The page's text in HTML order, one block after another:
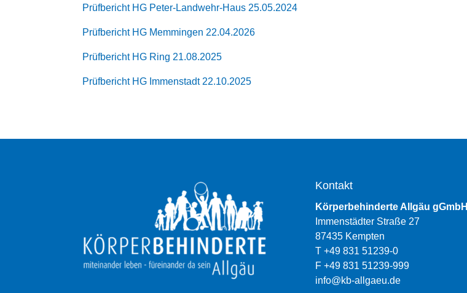
Prüfbericht HG Peter-Landwehr-Haus 25.05.2024
Prüfbericht HG Memmingen 22.04.2026
Prüfbericht HG Ring 21.08.2025
Prüfbericht HG Immenstadt 22.10.2025
Kontakt
Körperbehinderte Allgäu gGmbH
Immenstädter Straße 27
87435 Kempten
T +49 831 51239-0
F +49 831 51239-999
info@kb-allgaeu.de